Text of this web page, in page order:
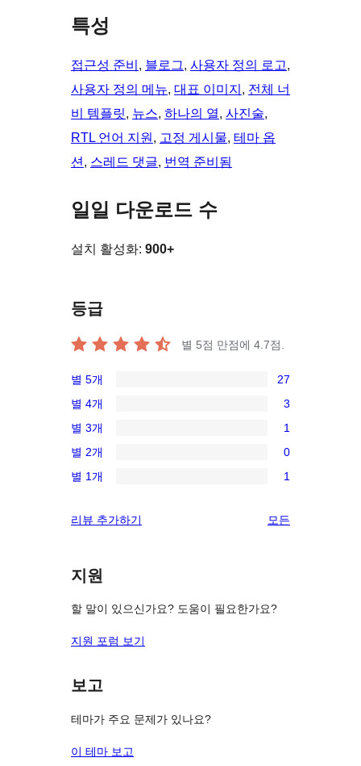
특성
접근성 준비 , 블로그, 사용자 정의 로고
사용자 정의 메뉴, 대표 이미지 , 전체 너
비 템플릿, 뉴스, 하나의 열, 사진술
RTL 언어 지원 , 고정 게시물, 테마 옵
션 , 스레드 댓글, 번역 준비됨
일일 다운로드 수
설치 활성화: 900+
등급
별 5점 만점에 4.7점.
27/5-
별
점
후
기
별 5개 27
3/4-
별
점
후
별 4개 3
1/3-
별
점
기
별 3개 1
0/2-
별
후
별 2개 0
1/1-
점
기
별 1개 1
리뷰 추가하기 모든
지원
할 말이 있으신가요? 도움이 필요한가요?
지원 포럼 보기
보고
테마가 주요 문제가 있나요?
이 테마 보고